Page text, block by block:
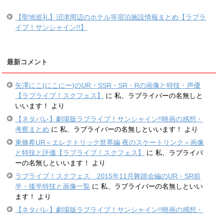
【聖地巡礼】沼津周辺のホテル等宿泊施設情報まとめ【ラブラ
イブ！サンシャイン!!】
最新コメント
矢澤にこ(にこにー)のUR・SSR・SR・Rの画像と特技・声優
【ラブライブ！スクフェス】
に私、ラブライバーの名無しと
いいます！
より
【ネタバレ】劇場版ラブライブ！サンシャイン!!映画の感想・
考察まとめ に私、ラブライバーの名無しといいます！
より
東條希UR＜エレクトリック世界編 夜のスケートリンク＞画像
と特技と評価【ラブライブ！スクフェス】
に私、ラブライバ
ーの名無しといいます！
より
ラブライブ！スクフェス 2015年11月舞踏会編のUR・SR前
半・後半特技と画像一覧 に私、ラブライバーの名無しといい
ます！
より
【ネタバレ】劇場版ラブライブ！サンシャイン!!映画の感想・